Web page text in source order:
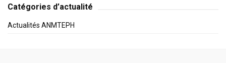
Catégories d’actualité
Actualités ANMTEPH